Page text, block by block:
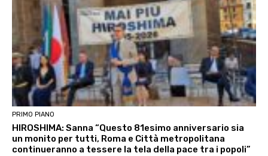
PRIMO PIANO
HIROSHIMA: Sanna “Questo 81esimo anniversario sia
un monito per tutti, Roma e Città metropolitana
continueranno a tessere la tela della pace tra i popoli”